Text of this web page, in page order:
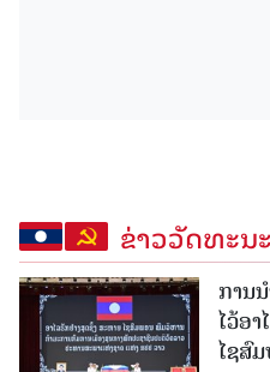
ຂ່າວວັດທະນ
ການ
ໄວ້ອ
ໄຊສົ